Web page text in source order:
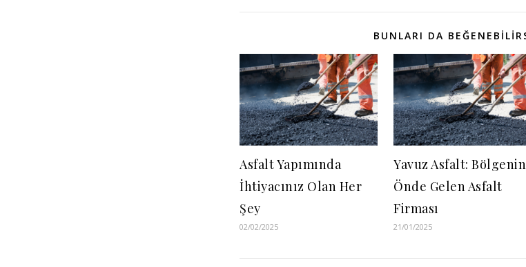
BUNLARI DA
Asfalt Yapımında
İhtiyacınız Olan Her
Şey
02/02/2025
Yavuz Asfalt: Bölgenin
Önde Gelen Asfalt
Firması
21/01/2025